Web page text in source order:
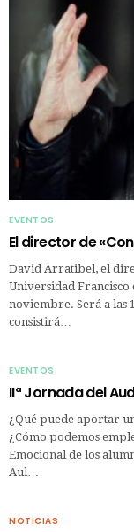
EVENTOS
El director de
David Arratibel, el
Universidad Francisco
noviembre. Será a las
consistirá…
EVENTOS
IIª Jornada del
¿Qué puede aportar
¿Cómo podemos
Emocional de los
Aul…
NOTICIAS